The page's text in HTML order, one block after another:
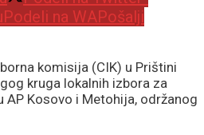
Podeli na WAPošalji
komisija (CIK) u Prištini
kruga lokalnih izbora za
AP Kosovo i Metohija, održanog